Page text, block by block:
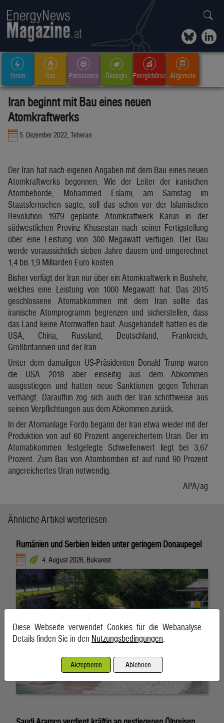
Strom Gas Emissionen Ökologie Energiebörse Allgemein
Iran beginnt mit Bau eines neuen
Atomkraftwerks
5. Dezember 2022, Teheran
Der Iran hat nach eigenen Angaben mit dem Bau eines neuen
Atomkraftwerks begonnen. Wie der Leiter der iranischen
Atombehörde, Mohammed Eslami, am Samstag im
Staatsfernsehen sagte, soll das schon vor der Islamischen
Revolution 1979 geplante Atomkraftwerk Karun in der
südwestlichen Provinz Khusestan nach seiner Fertigstellung
über eine Leistung von 300 Megawatt verfügen. Der Bau
werde voraussichtlich sieben Jahre dauern und umgerechnet
1,4 bis 1,9 Milliarden Euro kosten.
Bisher verfügt der Iran nur über ein Atomkraftwerk in Bushehr,
welches eine Leistung von 1000 Megawatt hat. Das 2015
geschlossene Atomabkommen mit dem Iran sollte das
iranische Atomprogramm begrenzen und sicherstellen, dass
das Land keine Atomwaffen baut. Ausgehandelt hatten es die
USA, China, Russland, Deutschland, Frankreich,
Großbritannien und der Iran.
Unter dem damaligen US-Präsidenten Donald Trump waren
die USA 2018 aber einseitig aus dem Abkommen
ausgestiegen und hatten neue Sanktionen gegen Teheran
verhängt. Daraufhin zog sich auch der Iran schrittweise aus
seinen Verpflichtungen aus dem Abkommen zurück.
In der Atomanlage Fordo begann der Iran etwa wieder mit der
Produktion von auf 60 Prozent angereichertem Uran. Der im
Atomabkommen festgelegte Schwellenwert liegt bei 3,67
Prozent. Zum Bau von Atombomben ist auf rund 90 Prozent
angereichertes Uran notwendig.
APA/ag
Ähnliche Artikel weiterlesen
Rumänien und Serbien leiden unter geringem Donaupegel
4. August 2026, Bukarest
Diese Webseite verwendet Cookies für die Webanalyse.
Details finden Sie in den Nutzungsbedingungen
Akzeptieren Ablehnen